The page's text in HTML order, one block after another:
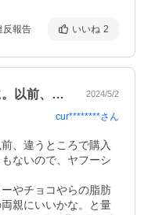
反報告 いいね 2
柿が大好きな８０代の父と母に。以前、違… 2024/5/2
cur********さん
、違うところで購入
ないので、ヤフーシ
やチョコやらの脂肪
親にいいかな。と量